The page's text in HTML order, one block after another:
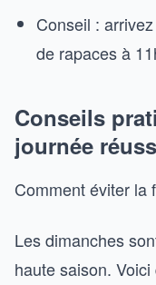
Conseil :
de rapaces à
Conseils
journée
Comment éviter la
Les dimanches
haute saison.